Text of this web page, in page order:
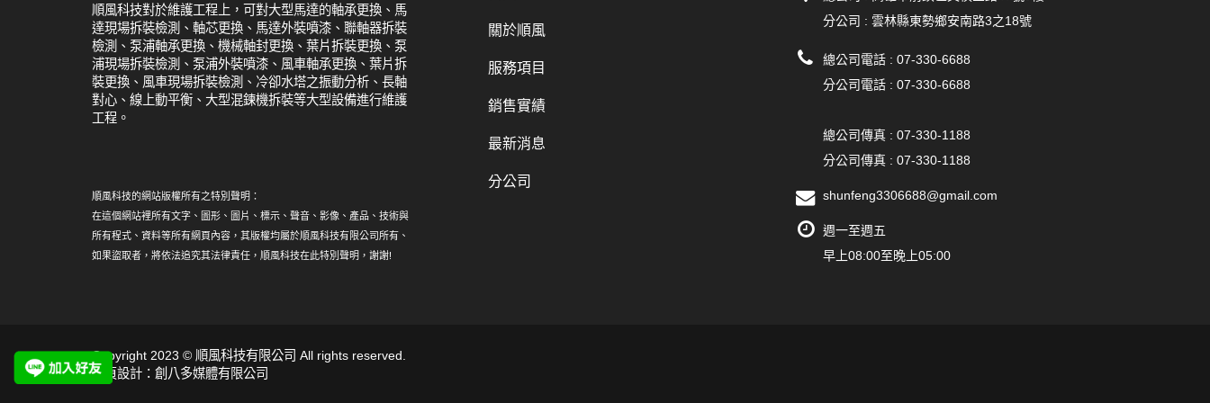
順風科技對於維護工程上，可對大型馬達的軸承更換、馬
達現場拆裝檢測、軸芯更換、馬達外裝噴漆、聯軸器拆裝
檢測、泵浦軸承更換、機械軸封更換、葉片拆裝更換、泵
浦現場拆裝檢測、泵浦外裝噴漆、風車軸承更換、葉片拆
裝更換、風車現場拆裝檢測、冷卻水塔之振動分析、長軸
對心、線上動平衡、大型混鍊機拆裝等大型設備進行維護
工程。
順風科技的網站版權所有之特別聲明：
在這個網站裡所有文字、圖形、圖片、標示、聲音、影像、產品、技術與
所有程式、資料等所有網頁內容，其版權均屬於順風科技有限公司所有、
如果盜取者，將依法追究其法律責任，順風科技在此特別聲明，謝謝!
關於順風
服務項目
銷售實績
最新消息
分公司
分公司 : 雲林縣東勢鄉安南路3之18號
總公司電話 : 07-330-6688
分公司電話 : 07-330-6688
總公司傳真 : 07-330-1188
分公司傳真 : 07-330-1188
shunfeng3306688@gmail.com
週一至週五
早上08:00至晚上05:00
Copyright 2023 © 順風科技有限公司 All rights reserved.
網頁設計：創八多媒體有限公司